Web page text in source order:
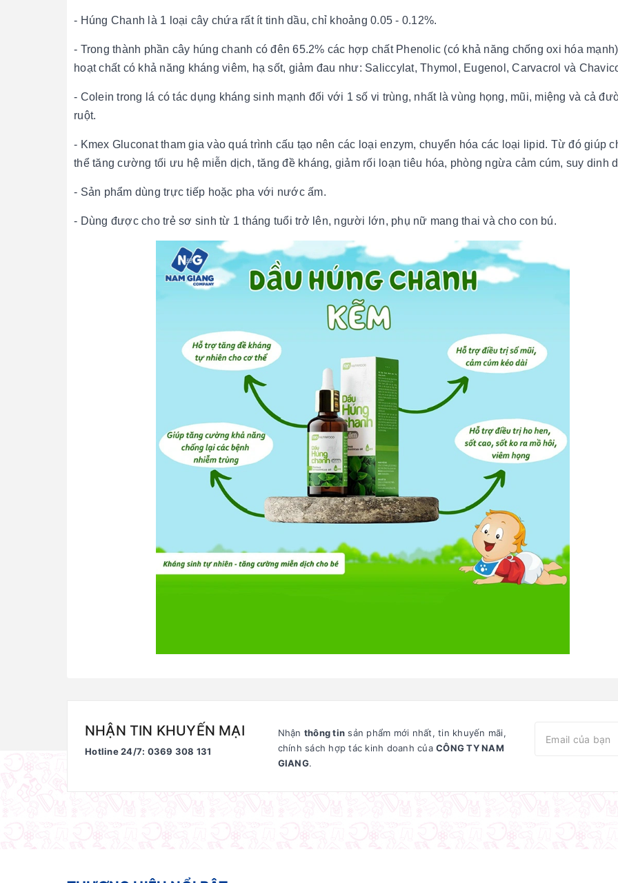
- Húng Chanh là 1 loại cây chứa rất ít tinh dầu, chỉ khoảng 0.05 - 0.12%.
- Trong thành phần cây húng chanh có đên 65.2% các hợp chất Phenolic (có khả năng chống oxi hóa
hoạt chất có khả năng kháng viêm, hạ sốt, giảm đau như: Saliccylat, Thymol, Eugenol, Carvacrol và
- Colein trong lá có tác dụng kháng sinh mạnh đối với 1 số vi trùng, nhất là vùng họng, mũi, miệng và cả
ruột.
- Kmex Gluconat tham gia vào quá trình cấu tạo nên các loại enzym, chuyển hóa các loại lipid. Từ đó giúp
thể tăng cường tối ưu hệ miễn dịch, tăng đề kháng, giảm rối loạn tiêu hóa, phòng ngừa cảm cúm, suy dinh
- Sản phẩm dùng trực tiếp hoặc pha với nước ấm.
- Dùng được cho trẻ sơ sinh từ 1 tháng tuổi trở lên, người lớn, phụ nữ mang thai và cho con bú.
NHẬN TIN KHUYẾN MẠI
Hotline 24/7: 0369 308 131
Nhận thông tin sản phẩm mới nhất, tin khuyến mãi,
chính sách hợp tác kinh doanh của CÔNG TY NAM
GIANG.